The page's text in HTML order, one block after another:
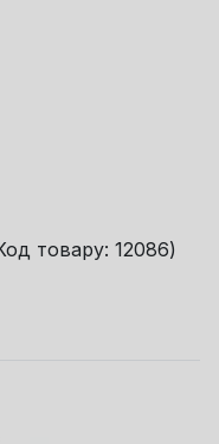
товару: 12086)